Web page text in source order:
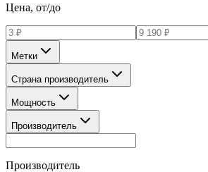
Цена, от/до
Метки
Страна производитель
Мощность
Производитель
Производитель